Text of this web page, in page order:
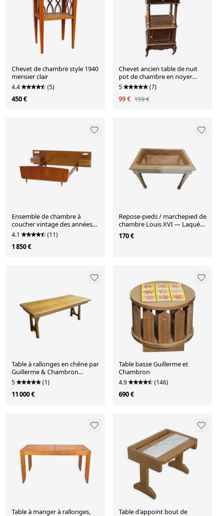
Chevet de chambre style 1940
merisier clair
4.4 (5)
450 €
Chevet ancien table de nuit
pot de chambre en noyer
dessus marbre rose époque
XIX ème
5 (7)
99 € 159 €
Ensemble de chambre à
coucher vintage des années
50 en teck avec des tables de
nuit.
4.1 (11)
1 850 €
Repose-pieds / marchepied de
chambre Louis XVI — Laqué
gris céladon — Canné
170 €
Table à rallonges en chêne par
Guillerme & Chambron
édition Votre Mais
5 (1)
11 000 €
Table basse Guillerme et
Chambron
4.9 (146)
690 €
Table à manger à rallonges,
Table d'appoint bout de